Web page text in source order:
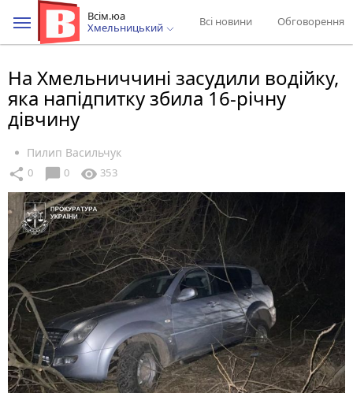
Всім.юа
Хмельницький
Всі новини Обговорення
На Хмельниччині засудили водійку,
яка напідпитку збила 16-річну
дівчину
Пилип Васильчук
share 0 chat_bubble 0 visibility 353